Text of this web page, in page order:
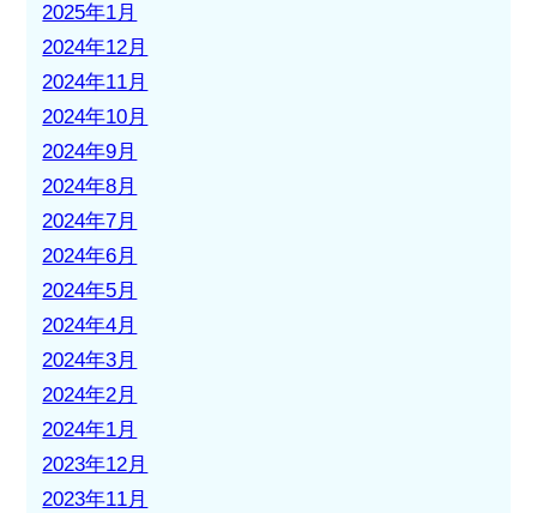
2025年1月
2024年12月
2024年11月
2024年10月
2024年9月
2024年8月
2024年7月
2024年6月
2024年5月
2024年4月
2024年3月
2024年2月
2024年1月
2023年12月
2023年11月